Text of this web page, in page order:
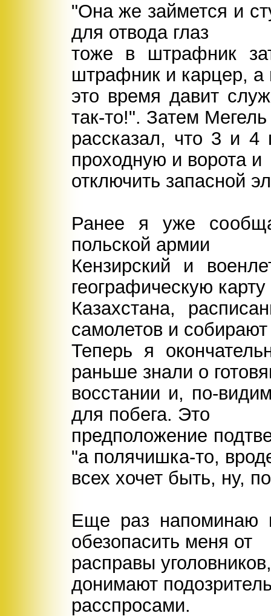
"Она же займется и
для отвода глаз
тоже в штрафник
штрафник и карцер, а
это время давит
так-то!". Затем Мегель
рассказал, что 3 и 4
проходную и ворота и
отключить запасной
Ранее я уже
польской армии
Кензирский и
географическую карту
Казахстана,
самолетов и собирают
Теперь я
раньше знали о
восстании и, по-
для побега. Это
предположение
"а полячишка-то,
всех хочет быть, ну,
Еще раз напоминаю
обезопасить меня от
расправы
донимают
расспросами.